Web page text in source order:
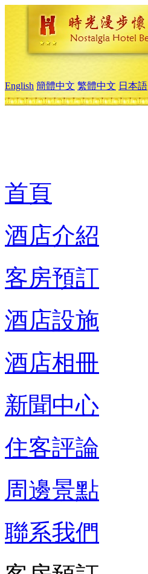
English 簡體中文 繁體中文 日本語
首頁
酒店介紹
客房預訂
酒店設施
酒店相冊
新聞中心
住客評論
周邊景點
聯系我們